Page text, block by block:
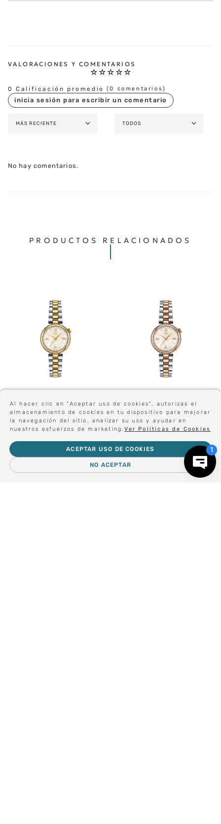
Al hacer clic en "Aceptar uso de cookies", autorizas el
almacenamiento de cookies en tu dispositivo para mejorar
la navegación del sitio, analizar su uso y ayudar en
nuestros esfuerzos de marketing.Ver Políticas de Cookies
NO ACEPTAR
ACEPTAR USO DE COOKIES
☆ ☆ ☆ ☆ ☆
0 Calificación promedio (0 comentarios)
MÁS RECIENTE TODOS
No hay comentarios.
PRODUCTOS RELACIONADOS
RELOJ TISSOT DESIR
28MM
$ 530 000
RELOJ TISSOT DESIR
28MM
$530.000
Sé el primero en conocer nuestras novedades: